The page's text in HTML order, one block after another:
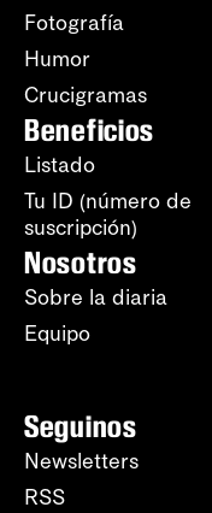
Fotografía
Humor
Crucigramas
Beneficios
Listado
Tu ID (número de
suscripción)
Nosotros
Sobre la diaria
Equipo
Seguinos
Newsletters
RSS